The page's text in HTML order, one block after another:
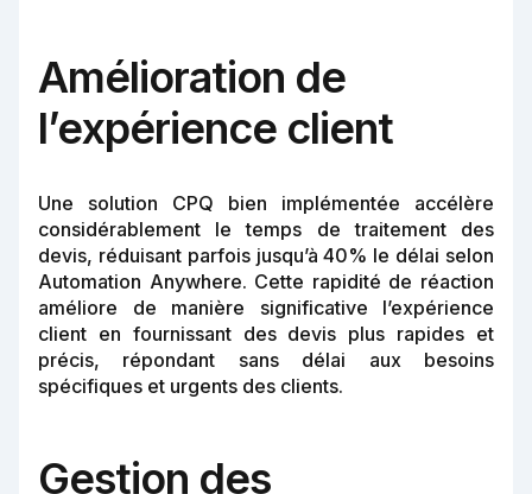
Amélioration de
l’expérience client
Une solution CPQ bien implémentée accélère
considérablement le temps de traitement des
devis, réduisant parfois jusqu’à 40% le délai selon
Automation Anywhere. Cette rapidité de réaction
améliore de manière significative l’expérience
client en fournissant des devis plus rapides et
précis, répondant sans délai aux besoins
spécifiques et urgents des clients.
Gestion des